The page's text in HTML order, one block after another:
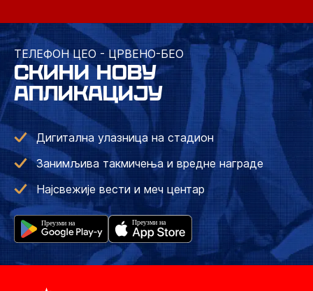
ТЕЛЕФОН ЦЕО - ЦРВЕНО-БЕО
СКИНИ НОВУ
АПЛИКАЦИЈУ
Дигитална улазница на стадион
Занимљива такмичења и вредне награде
Најсвежије вести и меч центар